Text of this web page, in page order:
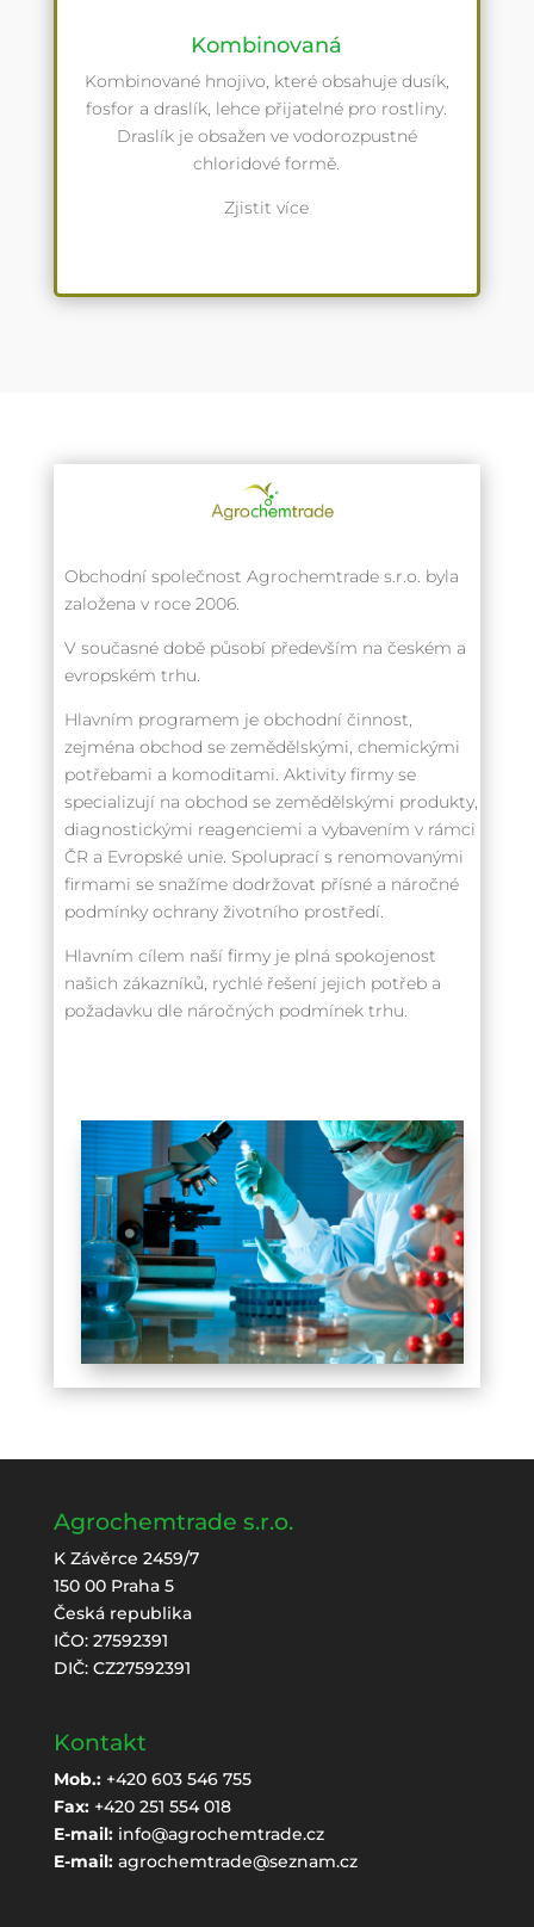
Kombinovaná
Kombinované hnojivo, které obsahuje dusík,
fosfor a draslík, lehce přijatelné pro rostliny.
Draslík je obsažen ve vodorozpustné
chloridové formě.
Zjistit více
Obchodní společnost Agrochemtrade s.r.o. byla
založena v roce 2006.
V současné době působí především na českém a
evropském trhu.
Hlavním programem je obchodní činnost,
zejména obchod se zemědělskými, chemickými
potřebami a komoditami. Aktivity firmy se
specializují na obchod se zemědělskými produkty,
diagnostickými reagenciemi a vybavením v rámci
ČR a Evropské unie. Spoluprací s renomovanými
firmami se snažíme dodržovat přísné a náročné
podmínky ochrany životního prostředí.
Hlavním cílem naší firmy je plná spokojenost
našich zákazníků, rychlé řešení jejich potřeb a
požadavku dle náročných podmínek trhu.
Agrochemtrade s.r.o.
K Závěrce 2459/7
150 00 Praha 5
Česká republika
IČO: 27592391
DIČ: CZ27592391
Kontakt
Mob.:+420 603 546 755
Fax:+420 251 554 018
E-mail: info@agrochemtrade.cz
E-mail: agrochemtrade@seznam.cz